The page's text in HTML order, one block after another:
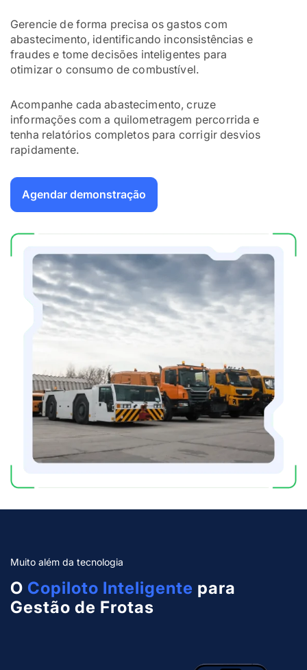
Gerencie de forma precisa os gastos com
abastecimento, identificando inconsistências e
fraudes e tome decisões inteligentes para
otimizar o consumo de combustível.
Acompanhe cada abastecimento, cruze
informações com a quilometragem percorrida e
tenha relatórios completos para corrigir desvios
rapidamente.
Agendar demonstração
Muito além da tecnologia
O Copiloto Inteligente para
Gestão de Frotas